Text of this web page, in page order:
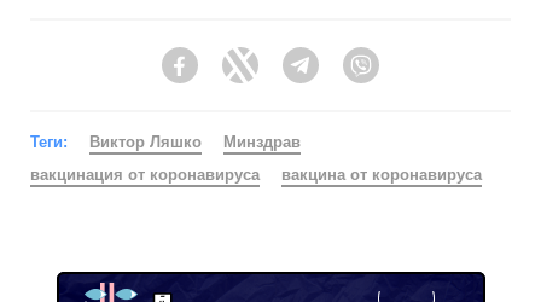
FacebookTwitter Telegram
Теги: Виктор Ляшко
Минздрав
вакцинация от коронавируса
вакцина от коронавируса